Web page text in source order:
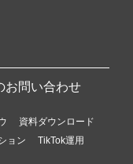
お問い合わせ
資料ダウンロード
ョン
TikTok運用